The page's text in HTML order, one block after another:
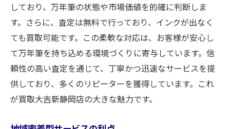
しており、万年筆の状態や市場価値を的確に判断しま
す。さらに、査定は無料で行っており、インクが出なく
ても買取可能です。この柔軟な対応は、お客様が安心し
て万年筆を持ち込める環境づくりに寄与しています。信
頼性の高い査定を通じて、丁寧かつ迅速なサービスを提
供しており、多くのリピーターを獲得しています。これ
が買取大吉新静岡店の大きな魅力です。